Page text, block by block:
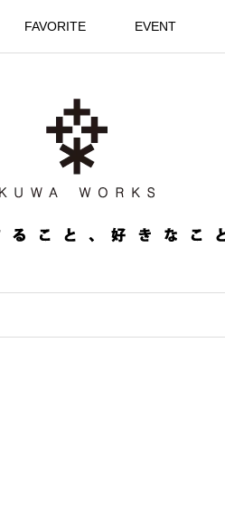
FAVORITE EVENT